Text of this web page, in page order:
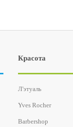
Красота
Л'этуаль
Yves Rocher
Barbershop